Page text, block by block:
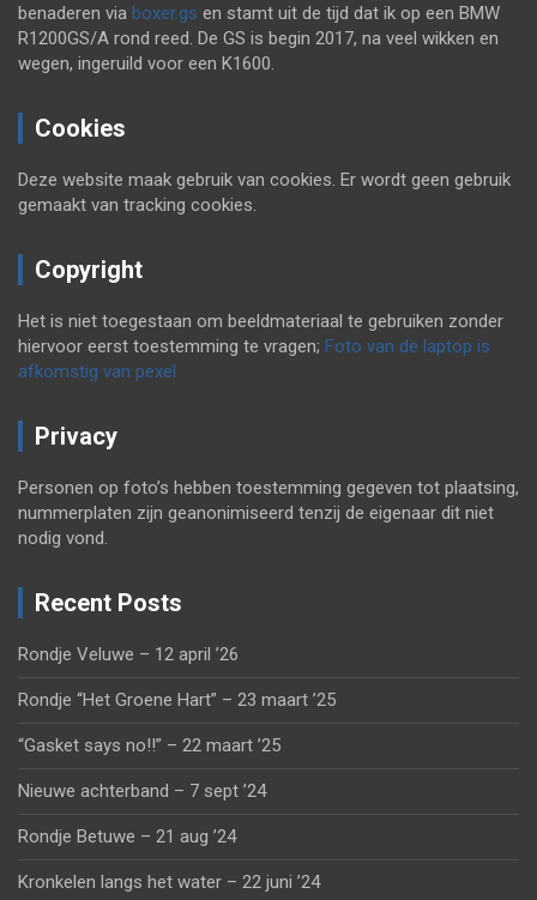
benaderen via boxer.gs en stamt uit de tijd dat ik op een BMW
R1200GS/A rond reed. De GS is begin 2017, na veel wikken en
wegen, ingeruild voor een K1600.
Cookies
Deze website maak gebruik van cookies. Er wordt geen gebruik
gemaakt van tracking cookies.
Copyright
Het is niet toegestaan om beeldmateriaal te gebruiken zonder
hiervoor eerst toestemming te vragen; Foto van de laptop is
afkomstig van pexel
Privacy
Personen op foto’s hebben toestemming gegeven tot plaatsing,
nummerplaten zijn geanonimiseerd tenzij de eigenaar dit niet
nodig vond.
Recent Posts
Rondje Veluwe – 12 april ’26
Rondje “Het Groene Hart” – 23 maart ’25
“Gasket says no!!” – 22 maart ’25
Nieuwe achterband – 7 sept ’24
Rondje Betuwe – 21 aug ’24
Kronkelen langs het water – 22 juni ’24